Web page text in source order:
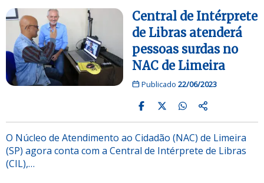
Central de Intérprete
de Libras atenderá
pessoas surdas no
NAC de Limeira
Publicado 22/06/2023
O Núcleo de Atendimento ao Cidadão (NAC) de Limeira
(SP) agora conta com a Central de Intérprete de Libras
(CIL),…